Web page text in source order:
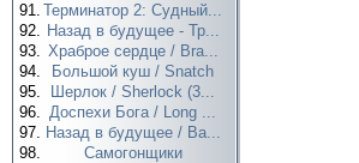
91. Терминатор 2: Судный...
92. Назад в будущее - Тр...
93. Храброе сердце / Bra...
94.
Большой куш / Snatch
95.
Шерлок / Sherlock (3...
96. Доспехи Бога / Long ...
97. Назад в будущее / Ba...
98.
Самогонщики